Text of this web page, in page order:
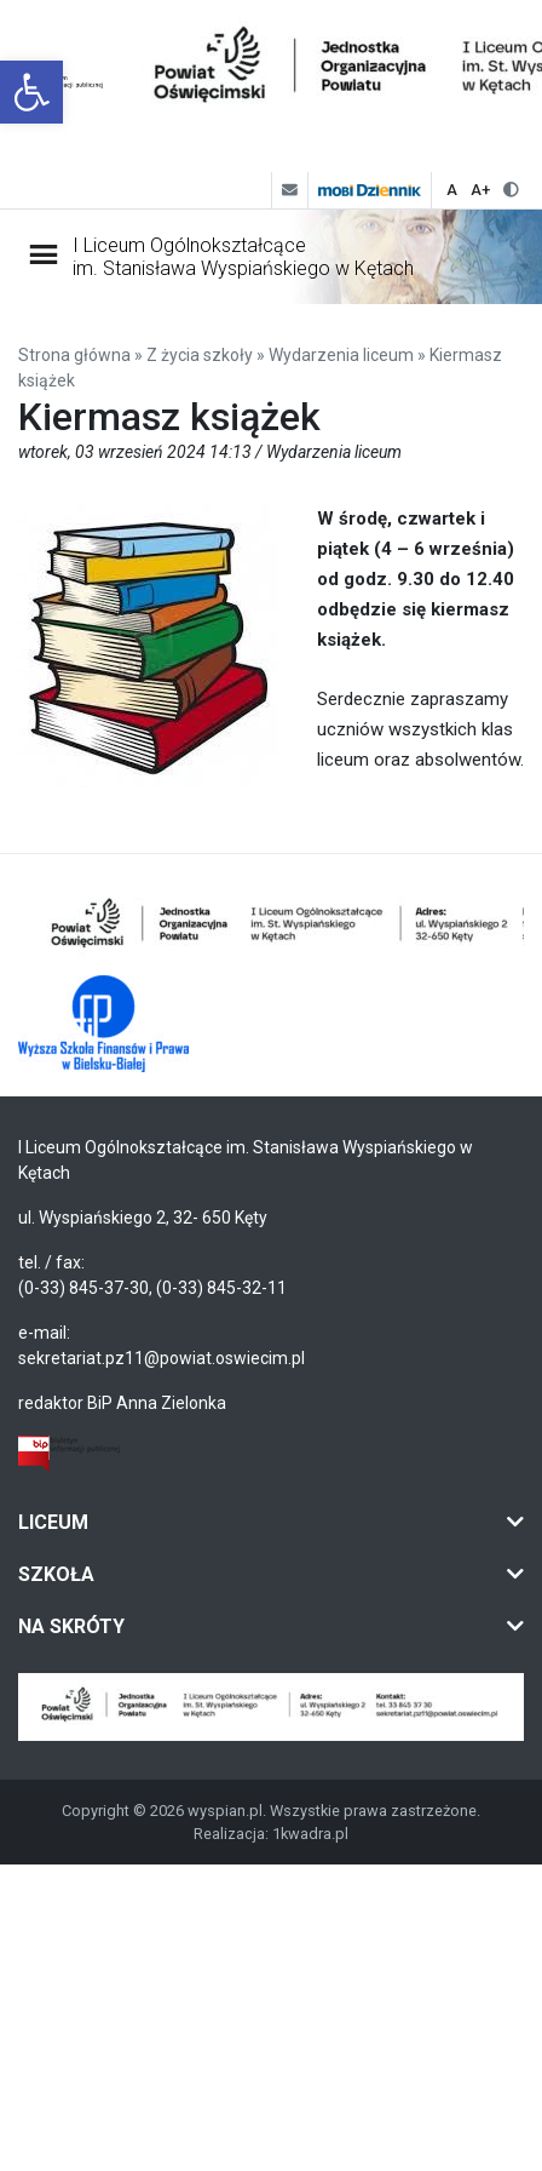
Open toolbar
A A+
I Liceum Ogólnokształcące
im. Stanisława Wyspiańskiego w Kętach
Strona główna » Z życia szkoły » Wydarzenia liceum » Kiermasz
książek
Kiermasz książek
wtorek, 03 wrzesień 2024 14:13 / Wydarzenia liceum
W środę, czwartek i
piątek (4 – 6 września)
od godz. 9.30 do 12.40
odbędzie się kiermasz
książek.
Serdecznie zapraszamy
uczniów wszystkich klas
liceum oraz absolwentów.
I Liceum Ogólnokształcące im. Stanisława Wyspiańskiego w
Kętach
ul. Wyspiańskiego 2, 32- 650 Kęty
tel. / fax:
(0-33) 845-37-30, (0-33) 845-32-11
e-mail:
sekretariat.pz11@powiat.oswiecim.pl
redaktor BiP Anna Zielonka
LICEUM
SZKOŁA
NA SKRÓTY
Copyright © 2026 wyspian.pl. Wszystkie prawa zastrzeżone.
Realizacja: 1kwadra.pl